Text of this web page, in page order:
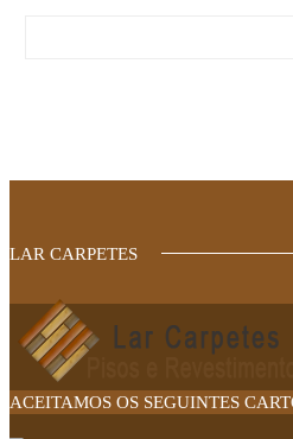
LAR CARPETES
ACEITAMOS OS SEGUINTES